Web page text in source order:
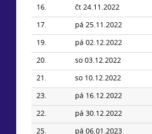
16. čt 24.11.2022
17. pá 25.11.2022
19. pá 02.12.2022
20. so 03.12.2022
21. so 10.12.2022
23. pá 16.12.2022
22. pá 30.12.2022
25. pá 06.01.2023